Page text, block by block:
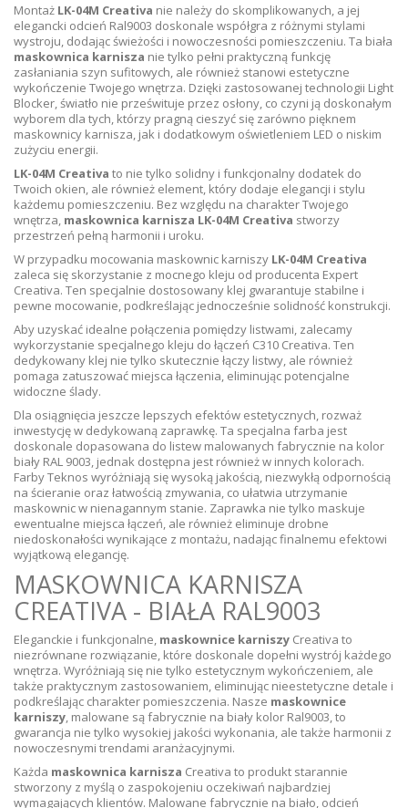
Montaż LK-04M Creativa nie należy do skomplikowanych, a jej
elegancki odcień Ral9003 doskonale współgra z różnymi stylami
wystroju, dodając świeżości i nowoczesności pomieszczeniu. Ta biała
maskownica karnisza nie tylko pełni praktyczną funkcję
zasłaniania szyn sufitowych, ale również stanowi estetyczne
wykończenie Twojego wnętrza. Dzięki zastosowanej technologii Light
Blocker, światło nie prześwituje przez osłony, co czyni ją doskonałym
wyborem dla tych, którzy pragną cieszyć się zarówno pięknem
maskownicy karnisza, jak i dodatkowym oświetleniem LED o niskim
zużyciu energii.
LK-04M Creativa to nie tylko solidny i funkcjonalny dodatek do
Twoich okien, ale również element, który dodaje elegancji i stylu
każdemu pomieszczeniu. Bez względu na charakter Twojego
wnętrza, maskownica karnisza LK-04M Creativa stworzy
przestrzeń pełną harmonii i uroku.
W przypadku mocowania maskownic karniszy LK-04M Creativa
zaleca się skorzystanie z mocnego kleju od producenta Expert
Creativa. Ten specjalnie dostosowany klej gwarantuje stabilne i
pewne mocowanie, podkreślając jednocześnie solidność konstrukcji.
Aby uzyskać idealne połączenia pomiędzy listwami, zalecamy
wykorzystanie specjalnego kleju do łączeń C310 Creativa. Ten
dedykowany klej nie tylko skutecznie łączy listwy, ale również
pomaga zatuszować miejsca łączenia, eliminując potencjalne
widoczne ślady.
Dla osiągnięcia jeszcze lepszych efektów estetycznych, rozważ
inwestycję w dedykowaną zaprawkę. Ta specjalna farba jest
doskonale dopasowana do listew malowanych fabrycznie na kolor
biały RAL 9003, jednak dostępna jest również w innych kolorach.
Farby Teknos wyróżniają się wysoką jakością, niezwykłą odpornością
na ścieranie oraz łatwością zmywania, co ułatwia utrzymanie
maskownic w nienagannym stanie. Zaprawka nie tylko maskuje
ewentualne miejsca łączeń, ale również eliminuje drobne
niedoskonałości wynikające z montażu, nadając finalnemu efektowi
wyjątkową elegancję.
MASKOWNICA KARNISZA
CREATIVA - BIAŁA RAL9003
Eleganckie i funkcjonalne, maskownice karniszy Creativa to
niezrównane rozwiązanie, które doskonale dopełni wystrój każdego
wnętrza. Wyróżniają się nie tylko estetycznym wykończeniem, ale
także praktycznym zastosowaniem, eliminując nieestetyczne detale i
podkreślając charakter pomieszczenia. Nasze maskownice
karniszy, malowane są fabrycznie na biały kolor Ral9003, to
gwarancja nie tylko wysokiej jakości wykonania, ale także harmonii z
nowoczesnymi trendami aranżacyjnymi.
Każda maskownica karnisza Creativa to produkt starannie
stworzony z myślą o zaspokojeniu oczekiwań najbardziej
wymagających klientów. Malowane fabrycznie na biało, odcień